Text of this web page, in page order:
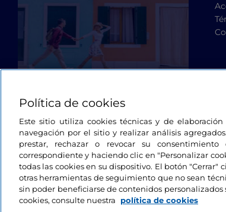
Política de cookies
Este sitio utiliza cookies técnicas y de
navegación por el sitio y realizar análisis
prestar, rechazar o revocar su
correspondiente y haciendo clic en "Personalizar
todas las cookies en su dispositivo. El botón
otras herramientas de seguimiento que no sean
sin poder beneficiarse de contenidos
cookies, consulte nuestra
política de cookies